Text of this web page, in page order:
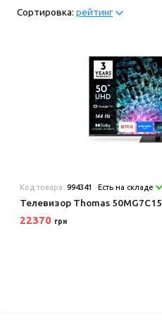
Сортировка: рейтинг
Код товара:994341 Есть на складе
Телевизор Thomas 50MG7C15
22370 грн